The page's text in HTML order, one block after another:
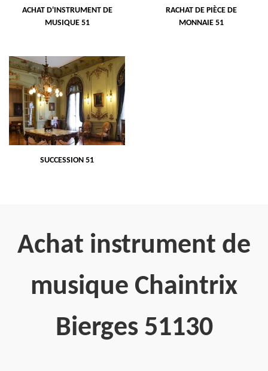
ACHAT D'INSTRUMENT DE
MUSIQUE 51
RACHAT DE PIÈCE DE
MONNAIE 51
SUCCESSION 51
Achat instrument de
musique Chaintrix
Bierges 51130